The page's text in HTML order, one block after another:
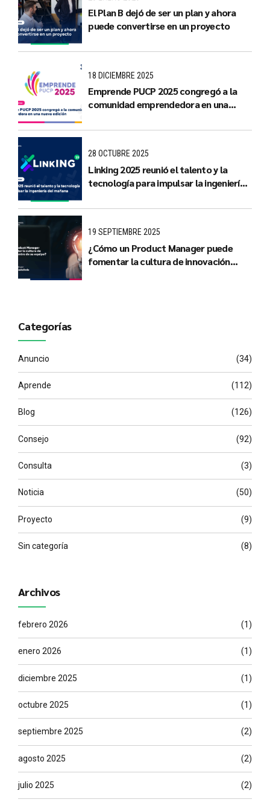
El Plan B dejó de ser un plan y ahora
puede convertirse en un proyecto
18 DICIEMBRE 2025
Emprende PUCP 2025 congregó a la
comunidad emprendedora en una
28 OCTUBRE 2025
Linking 2025 reunió el talento y la
tecnología para impulsar la ingeniería
19 SEPTIEMBRE 2025
¿Cómo un Product Manager puede
fomentar la cultura de innovación
Categorías
Anuncio (34)
Aprende (112)
Blog (126)
Consejo (92)
Consulta (3)
Noticia (50)
Proyecto (9)
Sin categoría (8)
Archivos
febrero 2026 (1)
enero 2026 (1)
diciembre 2025 (1)
octubre 2025 (1)
septiembre 2025 (2)
agosto 2025 (2)
julio 2025 (2)